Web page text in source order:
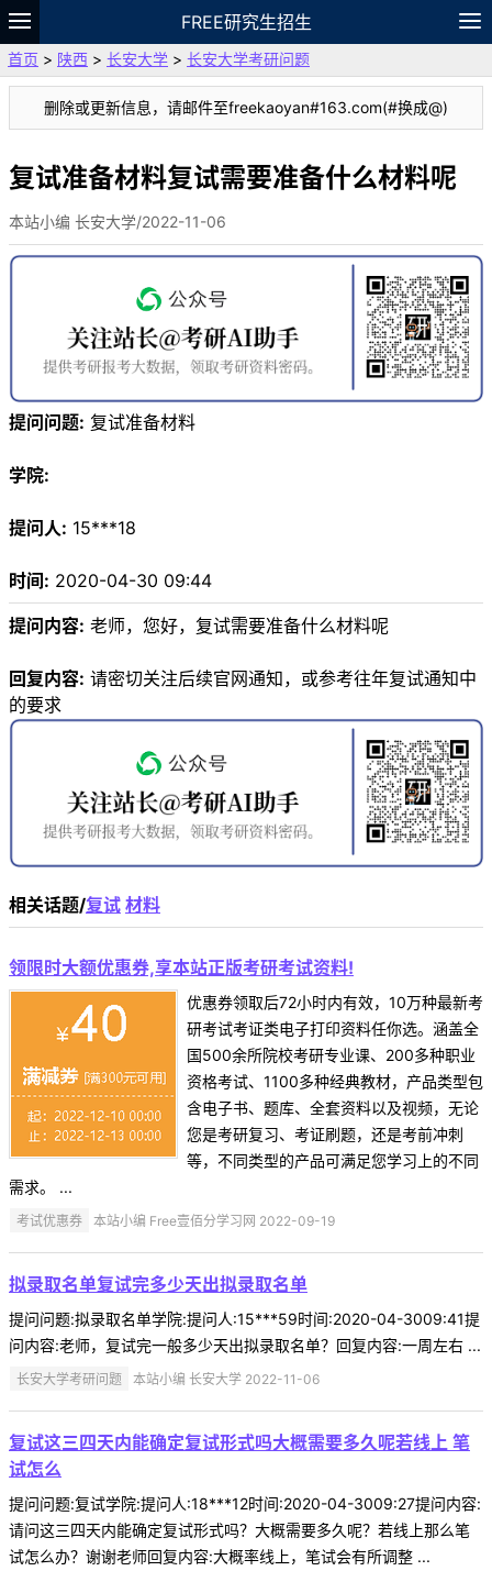
FREE研究生招生
题库
故事 专题 APP 笔记
VIP
资料
首页 > 陕西 > 长安大学 > 长安大学考研问题
删除或更新信息，请邮件至freekaoyan#163.com(#换成@)
复试准备材料复试需要准备什么材料呢
本站小编 长安大学/2022-11-06
提问问题: 复试准备材料
学院:
提问人: 15***18
时间: 2020-04-30 09:44
提问内容: 老师，您好，复试需要准备什么材料呢
回复内容: 请密切关注后续官网通知，或参考往年复试通知中
的要求
相关话题/复试 材料
领限时大额优惠券,享本站正版考研考试资料!
优惠券领取后72小时内有效，10万种最新考
研考试考证类电子打印资料任你选。涵盖全
国500余所院校考研专业课、200多种职业
资格考试、1100多种经典教材，产品类型包
含电子书、题库、全套资料以及视频，无论
您是考研复习、考证刷题，还是考前冲刺
等，不同类型的产品可满足您学习上的不同
需求。 ...
考试优惠券 本站小编 Free壹佰分学习网 2022-09-19
拟录取名单复试完多少天出拟录取名单
提问问题:拟录取名单学院:提问人:15***59时间:2020-04-3009:41提
问内容:老师，复试完一般多少天出拟录取名单？回复内容:一周左右 ...
长安大学考研问题 本站小编 长安大学 2022-11-06
复试这三四天内能确定复试形式吗大概需要多久呢若线上 笔
试怎么
提问问题:复试学院:提问人:18***12时间:2020-04-3009:27提问内容:
请问这三四天内能确定复试形式吗？大概需要多久呢？若线上那么笔
试怎么办？谢谢老师回复内容:大概率线上，笔试会有所调整 ...